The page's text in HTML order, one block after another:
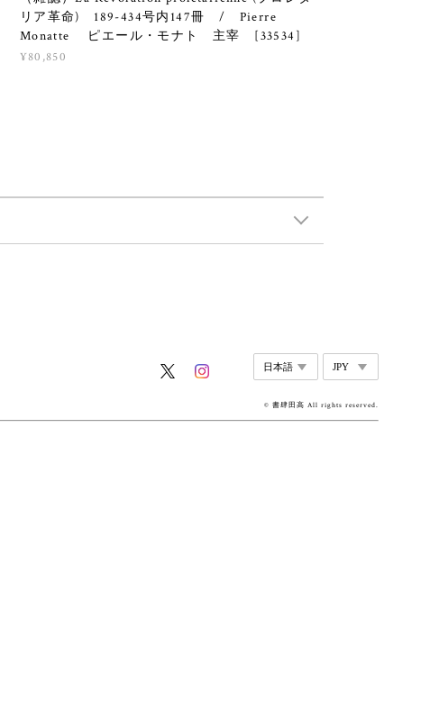
リア革命) 189-434号内147冊 / Pierre
Monatte ピエール・モナト 主宰 [33534]
¥80,850
© 書肆田高 All rights reserved.